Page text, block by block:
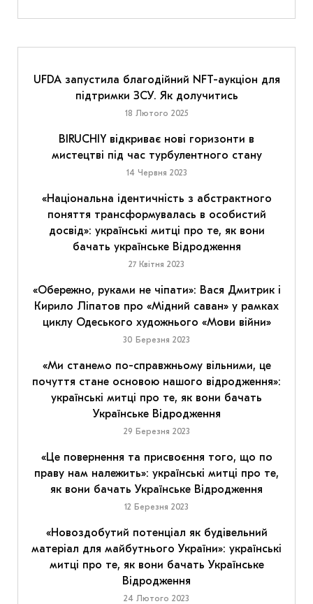
UFDA запустила благодійний NFT-аукціон для
підтримки ЗСУ. Як долучитись
18 Лютого 2025
BIRUCHIY відкриває нові горизонти в
мистецтві під час турбулентного стану
14 Червня 2023
«Національна ідентичність з абстрактного
поняття трансформувалась в особистий
досвід»: українські митці про те, як вони
бачать українське Відродження
27 Квітня 2023
«Обережно, руками не чіпати»: Вася Дмитрик і
Кирило Ліпатов про «Мідний саван» у рамках
циклу Одеського художнього «Мови війни»
30 Березня 2023
«Ми станемо по-справжньому вільними, це
почуття стане основою нашого відродження»:
українські митці про те, як вони бачать
Українське Відродження
29 Березня 2023
«Це повернення та присвоєння того, що по
праву нам належить»: українські митці про те,
як вони бачать Українське Відродження
12 Березня 2023
«Новоздобутий потенціал як будівельний
матеріал для майбутнього України»: українські
митці про те, як вони бачать Українське
Відродження
24 Лютого 2023